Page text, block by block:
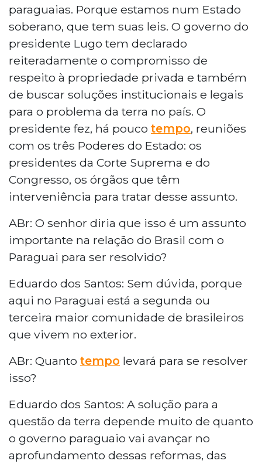
paraguaias. Porque estamos num Estado
soberano, que tem suas leis. O governo do
presidente Lugo tem declarado
reiteradamente o compromisso de
respeito à propriedade privada e também
de buscar soluções institucionais e legais
para o problema da terra no país. O
presidente fez, há pouco tempo, reuniões
com os três Poderes do Estado: os
presidentes da Corte Suprema e do
Congresso, os órgãos que têm
interveniência para tratar desse assunto.
ABr: O senhor diria que isso é um assunto
importante na relação do Brasil com o
Paraguai para ser resolvido?
Eduardo dos Santos: Sem dúvida, porque
aqui no Paraguai está a segunda ou
terceira maior comunidade de brasileiros
que vivem no exterior.
ABr: Quanto tempo levará para se resolver
isso?
Eduardo dos Santos: A solução para a
questão da terra depende muito de quanto
o governo paraguaio vai avançar no
aprofundamento dessas reformas, das